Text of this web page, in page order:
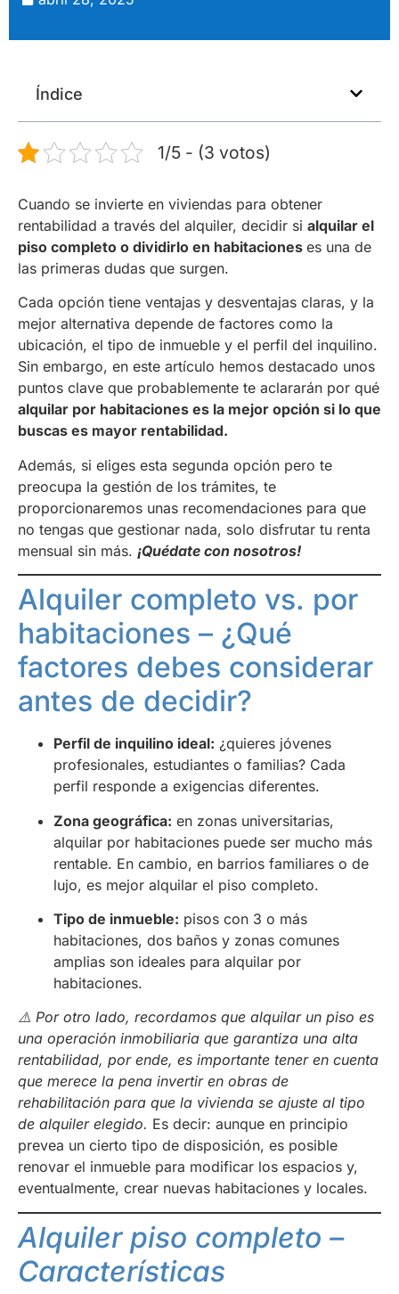
1/5 - (3 votos)
Cuando se invierte en viviendas para obtener
rentabilidad a través del alquiler, decidir si alquilar el
piso completo o dividirlo en habitaciones es una de
las primeras dudas que surgen.
Cada opción tiene ventajas y desventajas claras, y la
mejor alternativa depende de factores como la
ubicación, el tipo de inmueble y el perfil del inquilino.
Sin embargo, en este artículo hemos destacado unos
puntos clave que probablemente te aclararán por qué
alquilar por habitaciones es la mejor opción si lo que
buscas es mayor rentabilidad.
Además, si eliges esta segunda opción pero te
preocupa la gestión de los trámites, te
proporcionaremos unas recomendaciones para que
no tengas que gestionar nada, solo disfrutar tu renta
mensual sin más. ¡Quédate con nosotros!
Alquiler completo vs. por
habitaciones – ¿Qué
factores debes considerar
antes de decidir?
Perfil de inquilino ideal: ¿quieres jóvenes
profesionales, estudiantes o familias? Cada
perfil responde a exigencias diferentes.
Zona geográfica: en zonas universitarias,
alquilar por habitaciones puede ser mucho más
rentable. En cambio, en barrios familiares o de
lujo, es mejor alquilar el piso completo.
Tipo de inmueble: pisos con 3 o más
habitaciones, dos baños y zonas comunes
amplias son ideales para alquilar por
habitaciones.
⚠️ Por otro lado, recordamos que alquilar un piso es
una operación inmobiliaria que garantiza una alta
rentabilidad, por ende, es importante tener en cuenta
que merece la pena invertir en obras de
rehabilitación para que la vivienda se ajuste al tipo
de alquiler elegido. Es decir: aunque en principio
prevea un cierto tipo de disposición, es posible
renovar el inmueble para modificar los espacios y,
eventualmente, crear nuevas habitaciones y locales.
Alquiler piso completo –
Características
Índice